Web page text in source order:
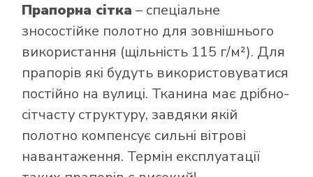
Прапорна сітка – спеціальне
зносостійке полотно для зовнішнього
використання (щільність 115 г/м²). Для
прапорів які будуть використовуватися
постійно на вулиці. Тканина має дрібно-
сітчасту структуру, завдяки якій
полотно компенсує сильні вітрові
навантаження. Термін експлуатації